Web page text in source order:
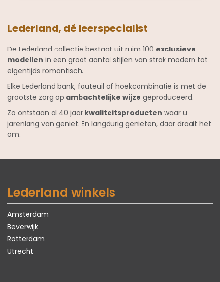
Lederland, dé leerspecialist
De Lederland collectie bestaat uit ruim 100 exclusieve
modellen in een groot aantal stijlen van strak modern tot
eigentijds romantisch.
Elke Lederland bank, fauteuil of hoekcombinatie is met de
grootste zorg op ambachtelijke wijze geproduceerd.
Zo ontstaan al 40 jaar kwaliteitsproducten waar u
jarenlang van geniet. En langdurig genieten, daar draait het
om.
Lederland winkels
Amsterdam
Beverwijk
Rotterdam
Utrecht